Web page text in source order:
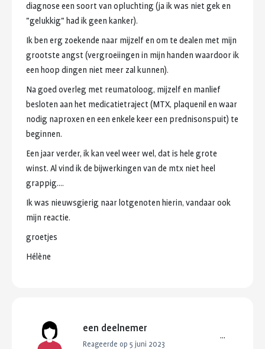
diagnose een soort van opluchting (jaik was niet gek en
"gelukkig" had ik geen kanker).
Ik ben erg zoekende naar mijzelf en om te dealen met mijn
grootste angst (vergroeiingen in mijn handen waardoorik
een hoop dingen niet meer zal kunnen).
Nagoed overleg met reumatoloog, mijzelf en manlief
besloten aan het medicatietraject (MTX, plaquenil en waar
nodig naproxen en een enkele keereen prednisonspuit) te
beginnen.
Een jaarverder, ik kan veel weerwel, dat is hele grote
winst. Al vind ik de bijwerkingen van de mtx niet heel
grappig....
Ik was nieuwsgierig naarlotgenoten hierin, vandaarook
mijn reactie.
groetjes
Hélène
een deelnemer
Reageerde op 5 juni 2023
...